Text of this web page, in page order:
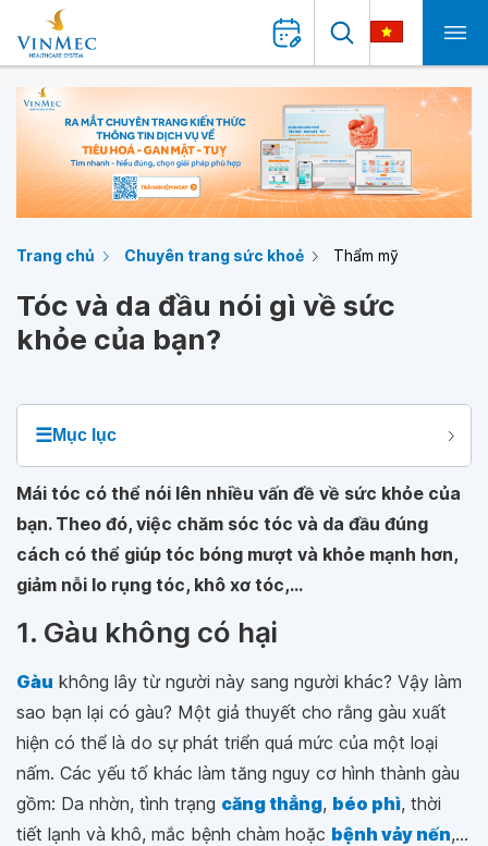
Trang chủ Chuyên trang sức khoẻ Thẩm mỹ
Tóc và da đầu nói gì về sức
khỏe của bạn?
☰Mục lục
Mái tóc có thể nói lên nhiều vấn đề về sức khỏe của
bạn. Theo đó, việc chăm sóc tóc và da đầu đúng
cách có thể giúp tóc bóng mượt và khỏe mạnh hơn,
giảm nỗi lo rụng tóc, khô xơ tóc,...
1. Gàu không có hại
Gàu không lây từ người này sang người khác? Vậy làm
sao bạn lại có gàu? Một giả thuyết cho rằng gàu xuất
hiện có thể là do sự phát triển quá mức của một loại
nấm. Các yếu tố khác làm tăng nguy cơ hình thành gàu
gồm: Da nhờn, tình trạng căng thẳng, béo phì, thời
tiết lạnh và khô, mắc bệnh chàm hoặc bệnh vảy nến,...